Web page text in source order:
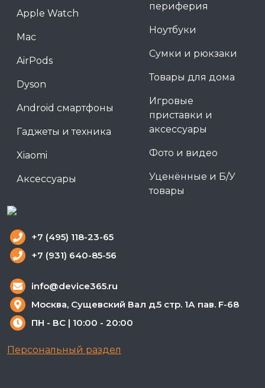
Apple Watch
Mac
AirPods
Dyson
Android смартфоны
Гаджеты и техника
Xiaomi
Аксессуары
периферия
Ноутбуки
Сумки и рюкзаки
Товары для дома
Игровые
приставки и
аксессуары
Фото и видео
Уценённые и Б/У
товары
+7 (495) 118-23-65
+7 (931) 640-85-56
info@device365.ru
Москва, Сущевский Вал д.5 стр. 1А пав. F-68
ПН - ВС | 10:00 - 20:00
Персональный раздел